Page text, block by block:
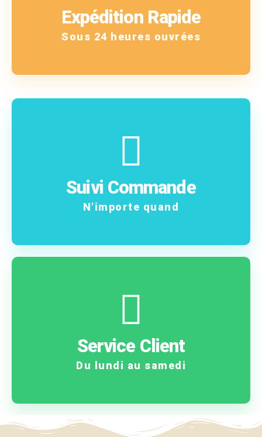
Expédition Rapide
Sous 24 heures ouvrées
Vous êtes notre priorité
!
Suivi Commande
N'importe quand
Suivez pas à pas votre
commande !
Service Client
Du lundi au samedi
Une question ? Un
problème ?